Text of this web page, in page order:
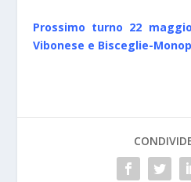
Prossimo turno 22
Vibonese e Bisceglie-